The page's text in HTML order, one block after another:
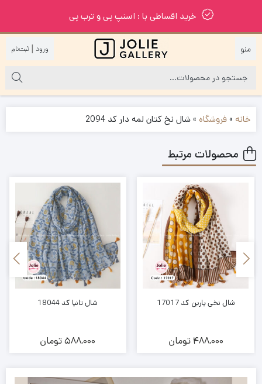
خرید اقساطی با : اسنپ پی و ترب پی
|
خانه »فروشگاه »شال نخ کتان لمه دار کد 2094
محصولات مرتبط
شال نخی یارین کد 17017
488,000 تومان
شال تانیا کد 18044
588,000تومان